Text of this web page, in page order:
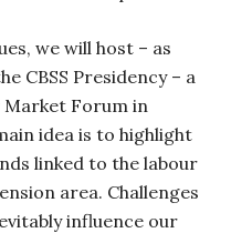
we will host – as
CBSS Presidency – a
Forum in
idea is to highlight
linked to the labour
area. Challenges
influence our